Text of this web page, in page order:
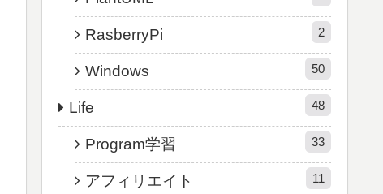
RasberryPi 2
Windows 50
Life 48
Program学習 33
アフィリエイト 11